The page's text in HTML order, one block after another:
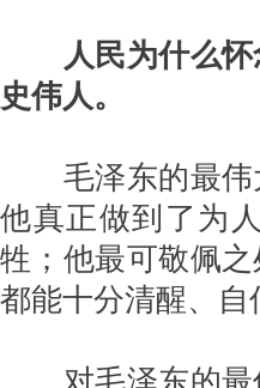
人民为什么
史伟人。
毛泽东的最伟
他真正做到了为
牲；他最可敬佩
都能十分清醒、
对毛泽东的